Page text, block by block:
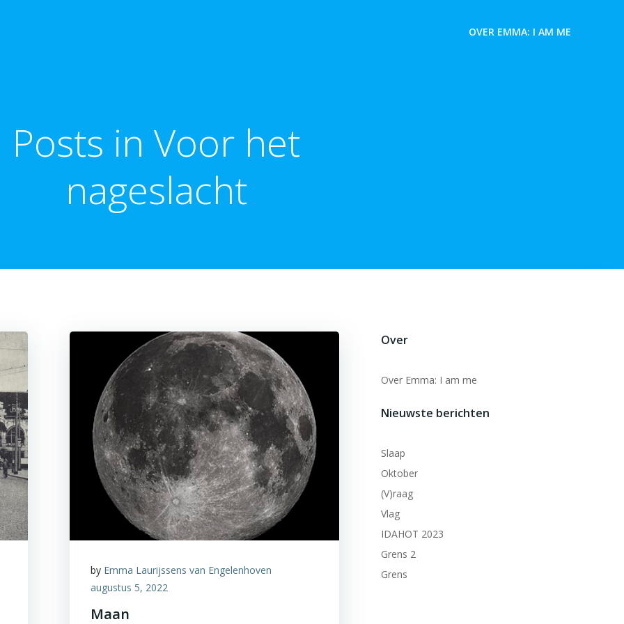
OVER EMMA: I AM ME
Posts in Voor het
nageslacht
by Emma Laurijssens van Engelenhoven
augustus 5, 2022
Maan
Over
Over Emma: I am me
Nieuwste berichten
Slaap
Oktober
(V)raag
Vlag
IDAHOT 2023
Grens 2
Grens